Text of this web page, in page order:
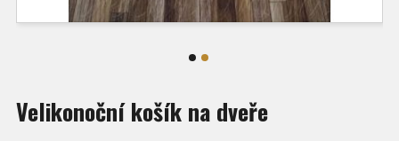
Velikonoční košík na dveře